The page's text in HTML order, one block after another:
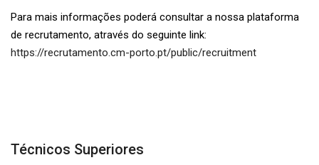
Para mais informações poderá consultar a nossa plataforma
de recrutamento, através do seguinte link:
https://recrutamento.cm-porto.pt/public/recruitment
Técnicos Superiores